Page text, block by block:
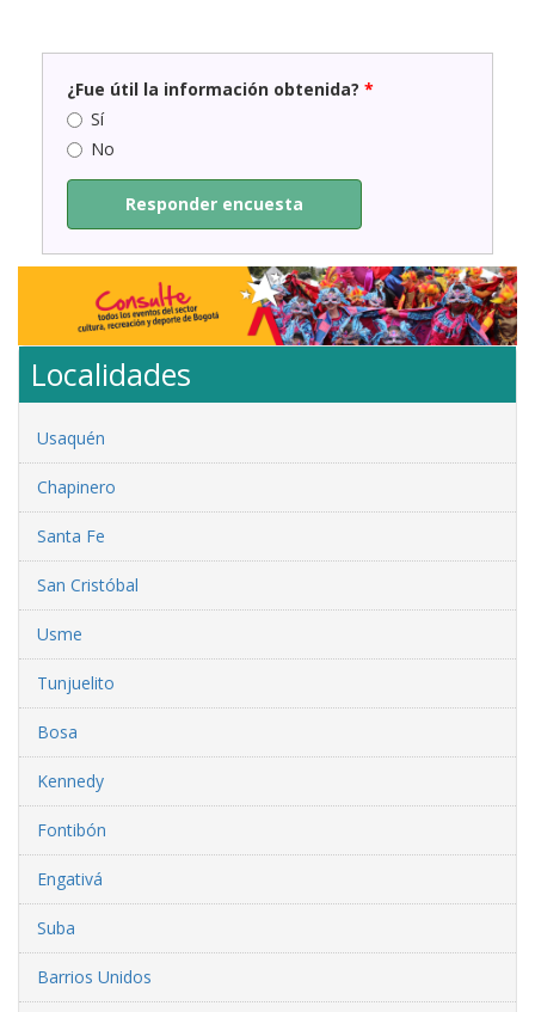
¿Fue útil la información obtenida? *
Sí
No
Responder encuesta
Localidades
Usaquén
Chapinero
Santa Fe
San Cristóbal
Usme
Tunjuelito
Bosa
Kennedy
Fontibón
Engativá
Suba
Barrios Unidos